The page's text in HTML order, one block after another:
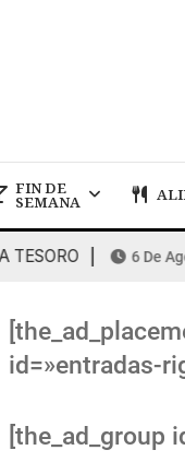
FIN DE
SEMANA
6 De Agosto
id=»entradas-
[the_ad_group